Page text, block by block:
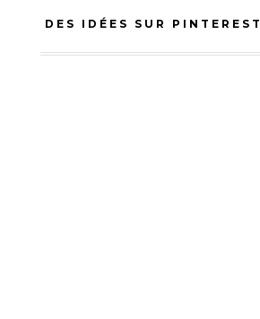
DES IDÉES SUR PINTEREST